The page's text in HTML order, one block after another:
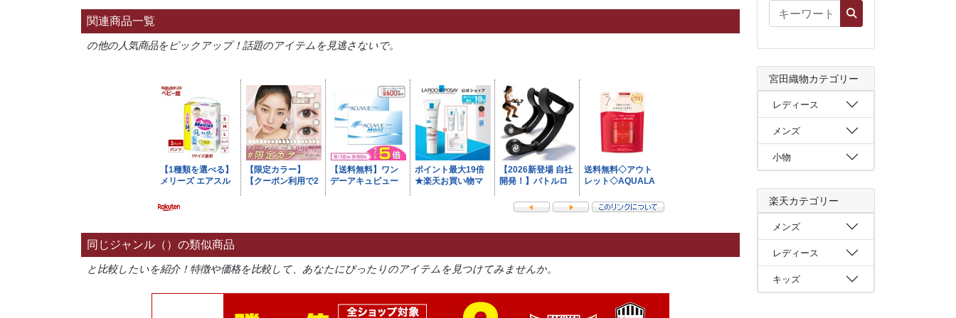
関連商品一覧
の他の人気商品をピックアップ！話題のアイテムを見逃さないで。
同じジャンル（）の類似商品
と比較したいを紹介！特徴や価格を比較して、あなたにぴったりのアイテムを見つけてみませんか。
宮田織物カテゴリー
レディース
メンズ
小物
楽天カテゴリー
メンズ
レディース
キッズ